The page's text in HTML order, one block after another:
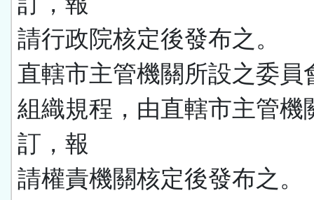
請行政院核定後發布之。
直轄市主管機關所設之委員
組織規程，由直轄市主管機
訂，報
請權責機關核定後發布之。